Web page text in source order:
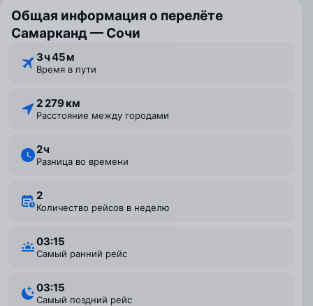
Общая информация о перелёте
Самарканд — Сочи
3 ⁠ч 45 ⁠м
Время в пути
2 279 км
Расстояние между городами
2 ⁠ч
Разница во времени
2
Количество рейсов в неделю
03:15
Самый ранний рейс
03:15
Самый поздний рейс